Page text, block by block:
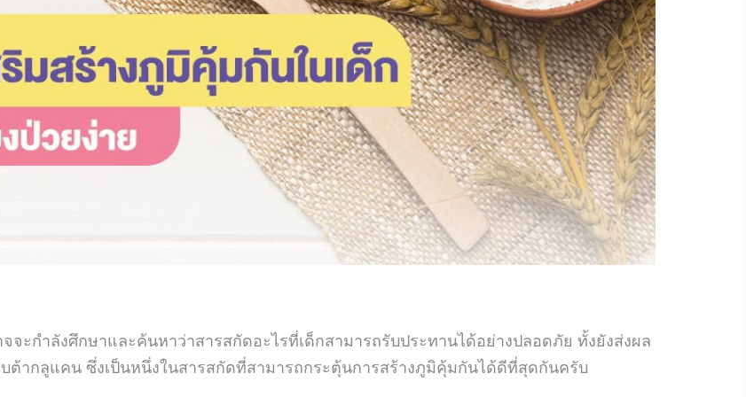
ะกำลังศึกษาและค้นหาว่าสารสกัดอะไรที่เด็กสามารถรับประทานได้อย่างปลอดภัย ทั้งยังส่งผล
ต้ากลูแคน ซึ่งเป็นหนึ่งในสารสกัดที่สามารถกระตุ้นการสร้างภูมิคุ้มกันได้ดีที่สุดกันครับ